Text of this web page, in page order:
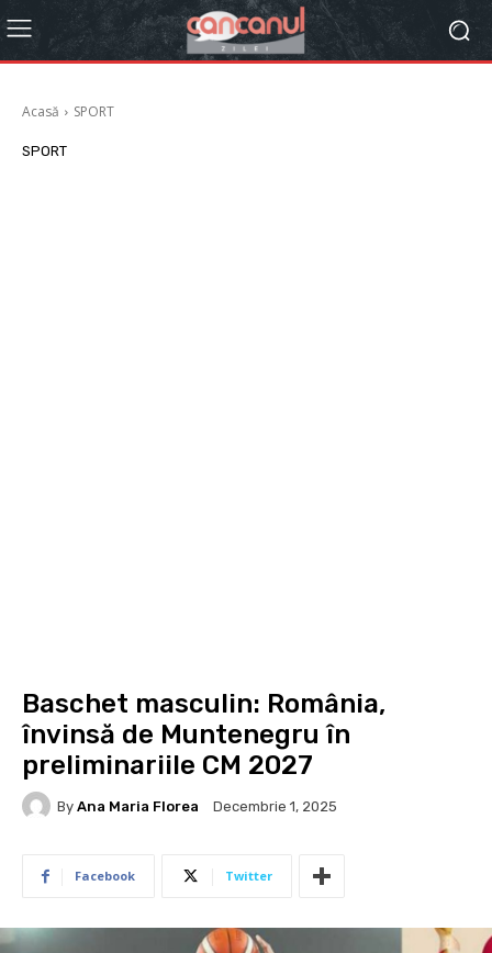
Acasă SPORT
SPORT
Baschet masculin: România,
învinsă de Muntenegru în
preliminariile CM 2027
By Ana Maria Florea Decembrie 1, 2025
Facebook Twitter